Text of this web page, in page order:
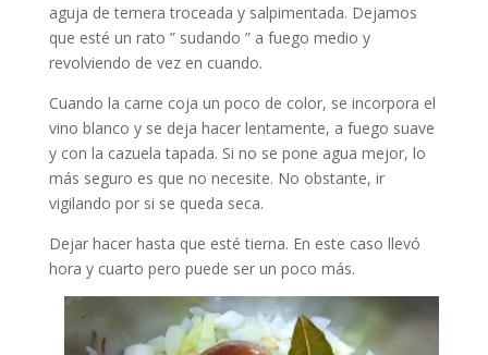
aguja de ternera troceada y salpimentada. Dejamos
que esté un rato ” sudando ” a fuego medio y
revolviendo de vez en cuando.
Cuando la carne coja un poco de color, se incorpora el
vino blanco y se deja hacer lentamente, a fuego suave
y con la cazuela tapada. Si no se pone agua mejor, lo
más seguro es que no necesite. No obstante, ir
vigilando por si se queda seca.
Dejar hacer hasta que esté tierna. En este caso llevó
hora y cuarto pero puede ser un poco más.